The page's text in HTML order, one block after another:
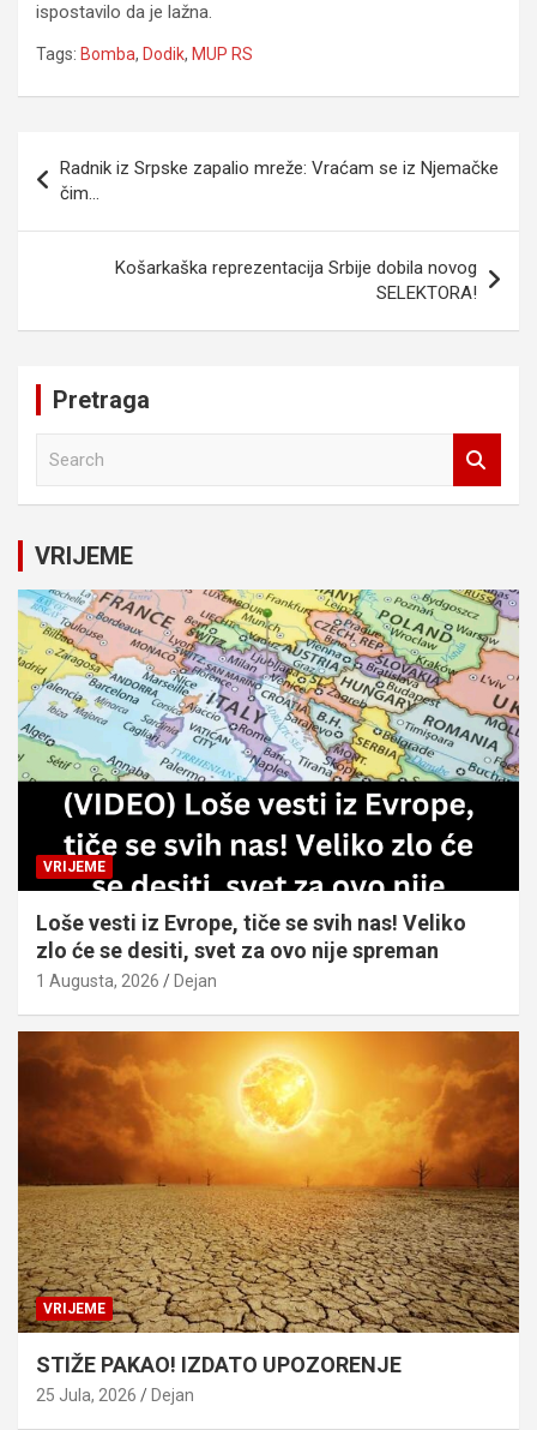
ispostavilo da je lažna.
Tags: Bomba, Dodik, MUP RS
članaka
Radnik iz Srpske zapalio mreže: Vraćam se iz Njemačke
čim…
Košarkaška reprezentacija Srbije dobila novog
SELEKTORA!
Pretraga
c
h
VRIJEME
VRIJEME
Loše vesti iz Evrope, tiče se svih nas! Veliko
zlo će se desiti, svet za ovo nije spreman
1 Augusta, 2026 Dejan
VRIJEME
STIŽE PAKAO! IZDATO UPOZORENJE
25 Jula, 2026 Dejan